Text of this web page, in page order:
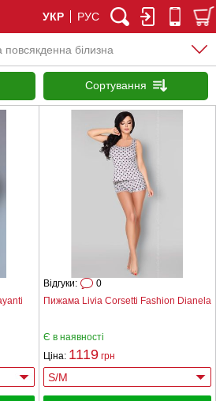
УКР РУС
повсякденна білизна
Сортування
Пижама Livia Corsetti Fashion Dianela
Відгуки: 0
Є в наявності
Ціна: 1119 грн